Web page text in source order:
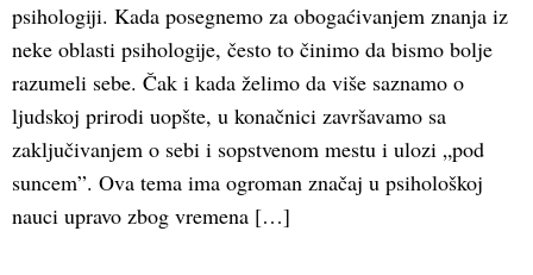
psihologiji. Kada posegnemo za obogaćivanjem znanja iz
neke oblasti psihologije, često to činimo da bismo bolje
razumeli sebe. Čak i kada želimo da više saznamo o
ljudskoj prirodi uopšte, u konačnici završavamo sa
zaključivanjem o sebi i sopstvenom mestu i ulozi „pod
suncem”. Ova tema ima ogroman značaj u psihološkoj
nauci upravo zbog vremena […]